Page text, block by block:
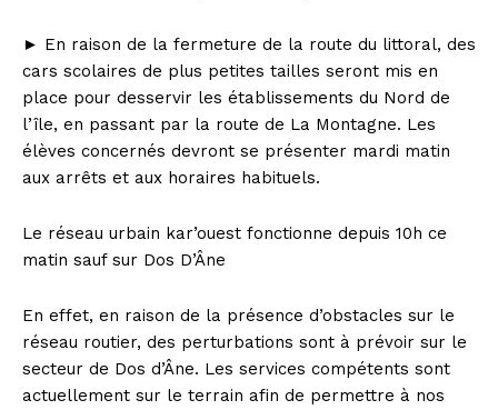
► En raison de la fermeture de la route du littoral, des
cars scolaires de plus petites tailles seront mis en
place pour desservir les établissements du Nord de
l’île, en passant par la route de La Montagne. Les
élèves concernés devront se présenter mardi matin
aux arrêts et aux horaires habituels.
Le réseau urbain kar’ouest fonctionne depuis 10h ce
matin sauf sur Dos D’Âne
En effet, en raison de la présence d’obstacles sur le
réseau routier, des perturbations sont à prévoir sur le
secteur de Dos d’Âne. Les services compétents sont
actuellement sur le terrain afin de permettre à nos